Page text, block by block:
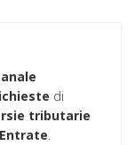
di
tributarie
.